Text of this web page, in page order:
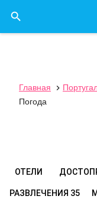

Главная 
Погода
ОТЕЛИ
РАЗВЛЕЧЕНИЯ 35